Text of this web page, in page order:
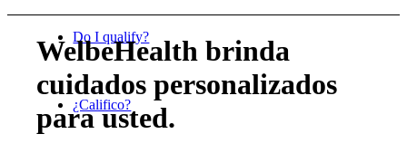
Do I qualify?
¿Califico?
WelbeHealth brinda
cuidados personalizados
para usted.